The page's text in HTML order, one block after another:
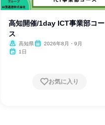
高知開催/1day ICT事業部コー
ス
高知県
2026年8月・9月
1日
お気に入り